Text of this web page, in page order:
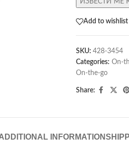
Add to wishlist
SKU: 428-3454
Categories: On-
On-the-go
Share:
INFORMATION